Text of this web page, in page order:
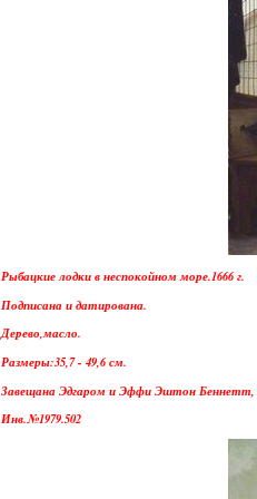
Рыбацкие лодки в неспокойном море.1666 г.
Подписана и датирована.
Дерево,масло.
Размеры:35,7 - 49,6 см.
Завещана Эдгаром и Эффи Эштон Беннетт,
Инв.№1979.502